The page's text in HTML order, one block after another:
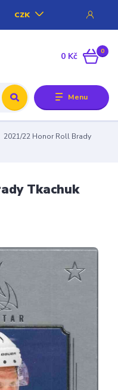
Menu
CZK
0
0 Kč
2021/22 Honor Roll Brady
Tkachuk